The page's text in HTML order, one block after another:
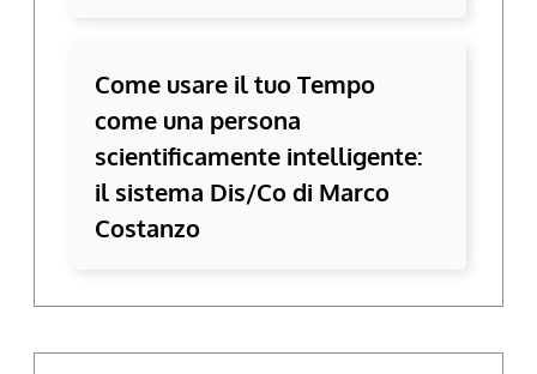
Come usare il tuo Tempo
come una persona
scientificamente intelligente:
il sistema Dis/Co di Marco
Costanzo